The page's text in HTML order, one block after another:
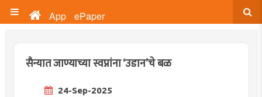
App ePaper
सैन्यात जाण्याच्या स्वप्नांना ‘उडान’चे बळ
24-Sep-2025